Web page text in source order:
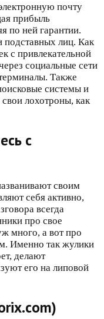
почту
прибыль
по ней гарантии.
подставных лиц. Как
с привлекательной
социальные сети
Также
системы и
лохотроны, как
с
своим
себя активно,
всегда
про свое
много, а вот про
Именно так жулики
делают
его на липовой